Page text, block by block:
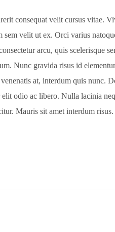
consequat velit cursus vitae.
velit ut ex. Orci varius
arcu, quis scelerisque
Nunc gravida risus id
at, interdum quis nunc.
elit odio ac libero. Nulla lacinia
Mauris sit amet interdum